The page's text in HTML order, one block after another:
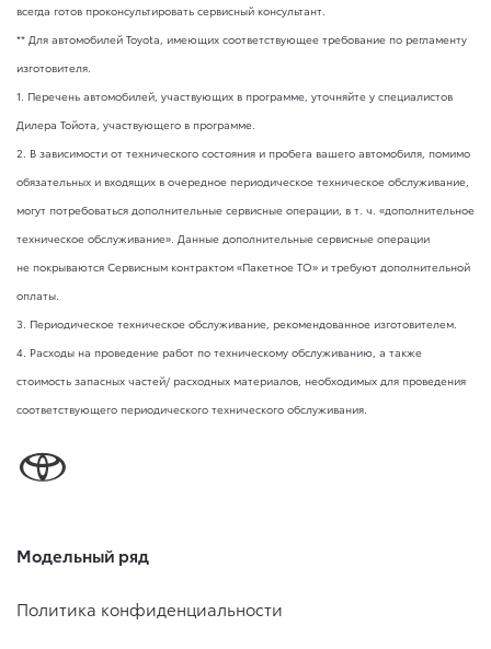
всегда готов проконсультировать сервисный консультант.
** Для автомобилей Toyota, имеющих соответствующее требование по регламенту
изготовителя.
1. Перечень автомобилей, участвующих в программе, уточняйте у специалистов
Дилера Тойота, участвующего в программе.
2. В зависимости от технического состояния и пробега вашего автомобиля, помимо
обязательных и входящих в очередное периодическое техническое обслуживание,
могут потребоваться дополнительные сервисные операции, в т. ч. «дополнительное
техническое обслуживание». Данные дополнительные сервисные операции
не покрываются Сервисным контрактом «Пакетное ТО» и требуют дополнительной
оплаты.
3. Периодическое техническое обслуживание, рекомендованное изготовителем.
4. Расходы на проведение работ по техническому обслуживанию, а также
стоимость запасных частей/ расходных материалов, необходимых для проведения
соответствующего периодического технического обслуживания.
Модельный ряд
Политика конфиденциальности